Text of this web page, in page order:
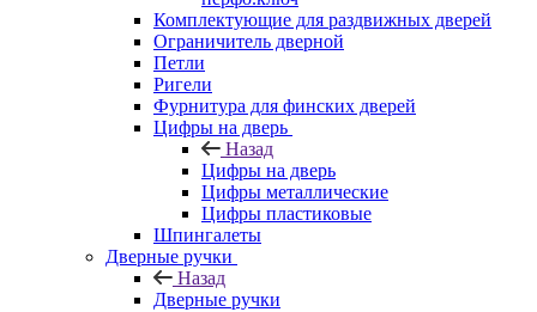
Комплектующие для раздвижных дверей
Ограничитель дверной
Петли
Ригели
Фурнитура для финских дверей
Цифры на дверь
Назад
Цифры на дверь
Цифры металлические
Цифры пластиковые
Шпингалеты
Дверные ручки
Назад
Дверные ручки